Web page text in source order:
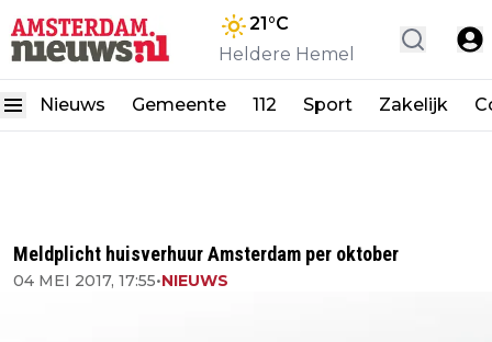
21°C
Heldere Hemel
Nieuws Gemeente 112 Sport Zakelijk
Meldplicht huisverhuur Amsterdam per oktober
04 MEI 2017, 17:55•NIEUWS